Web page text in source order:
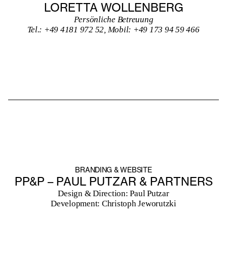
LORETTA WOLLENBERG
Persönliche Betreuung
Tel.: +49 4181 972 52, Mobil: +49 173 94 59 466
BRANDING & WEBSITE
PP&P – PAUL PUTZAR & PARTNERS
Design & Direction: Paul Putzar
Development: Christoph Jeworutzki